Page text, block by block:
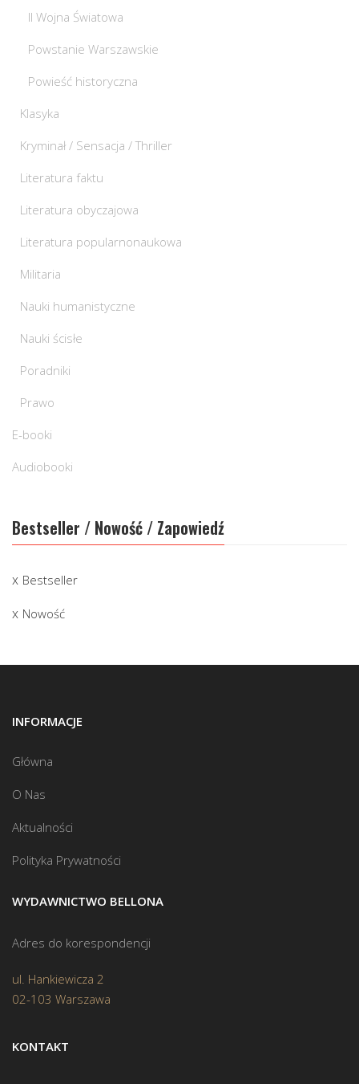
II Wojna Światowa
Powstanie Warszawskie
Powieść historyczna
Klasyka
Kryminał / Sensacja / Thriller
Literatura faktu
Literatura obyczajowa
Literatura popularnonaukowa
Militaria
Nauki humanistyczne
Nauki ścisłe
Poradniki
Prawo
E-booki
Audiobooki
Bestseller / Nowość / Zapowiedź
Bestseller
Nowość
INFORMACJE
Główna
O Nas
Aktualności
Polityka Prywatności
WYDAWNICTWO BELLONA
Adres do korespondencji
ul. Hankiewicza 2
02-103 Warszawa
KONTAKT